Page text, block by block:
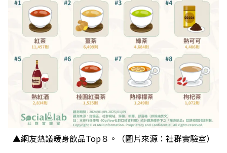
▲網友熱議暖身飲品Top８。（圖片來源：社群實驗室）